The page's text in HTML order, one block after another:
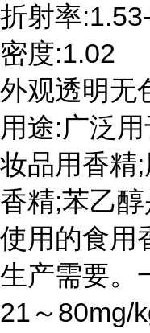
折射率
密度:1.02
外观透明无
用途:广泛
妆品用香精
香精;苯乙
使用的食用
生产需要。
21～80mg/